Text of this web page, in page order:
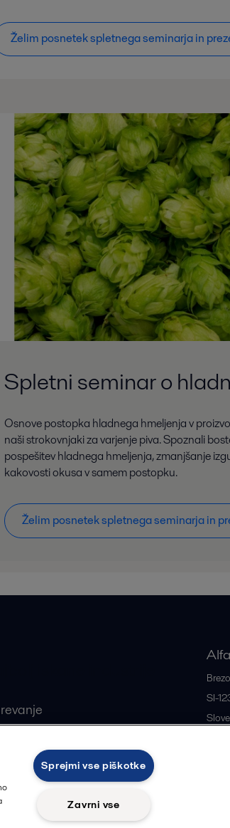
Želim posnetek spletnega seminarja in
Spletni seminar o
Osnove postopka hladnega hmeljenja v
naši strokovnjaki za varjenje piva. Spoznali
pospešitev hladnega hmeljenja, zmanjšanje
kakovosti okusa v samem postopku.
Želim posnetek spletnega seminarja in
industrija
hrane in pijače
SI-
Sprejmi vse piškotke
Zavrni vse